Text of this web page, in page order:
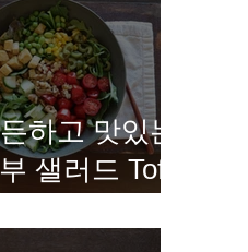
하고 맛있는
샐러드 Tofu